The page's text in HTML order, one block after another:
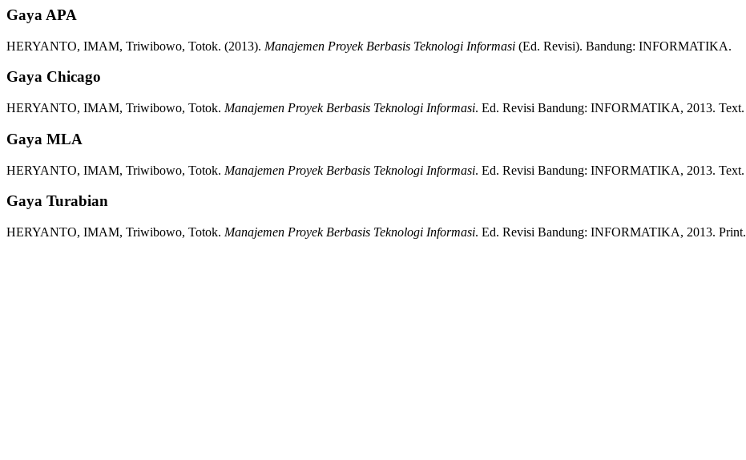
Gaya APA
HERYANTO, IMAM, Triwibowo, Totok. (2013). Manajemen Proyek Berbasis Teknologi Informasi (Ed. Revisi). Bandung: INFORMATIKA.
Gaya Chicago
HERYANTO, IMAM, Triwibowo, Totok. Manajemen Proyek Berbasis Teknologi Informasi. Ed. Revisi Bandung: INFORMATIKA, 2013. Text.
Gaya MLA
HERYANTO, IMAM, Triwibowo, Totok. Manajemen Proyek Berbasis Teknologi Informasi. Ed. Revisi Bandung: INFORMATIKA, 2013. Text.
Gaya Turabian
HERYANTO, IMAM, Triwibowo, Totok. Manajemen Proyek Berbasis Teknologi Informasi. Ed. Revisi Bandung: INFORMATIKA, 2013. Print.